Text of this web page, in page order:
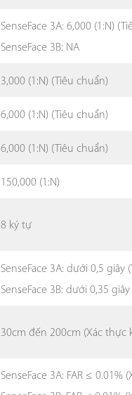
SenseFace 3A: 6,000 (1:N)
SenseFace 3B: NA
3,000 (1:N) (Tiêu chuẩn)
6,000 (1:N) (Tiêu chuẩn)
6,000 (1:N) (Tiêu chuẩn)
150,000 (1:N)
8 ký tự
SenseFace 3A: dưới 0,5
SenseFace 3B: dưới 0,35
30cm đến 200cm (Xác thực
SenseFace 3A: FAR ≤